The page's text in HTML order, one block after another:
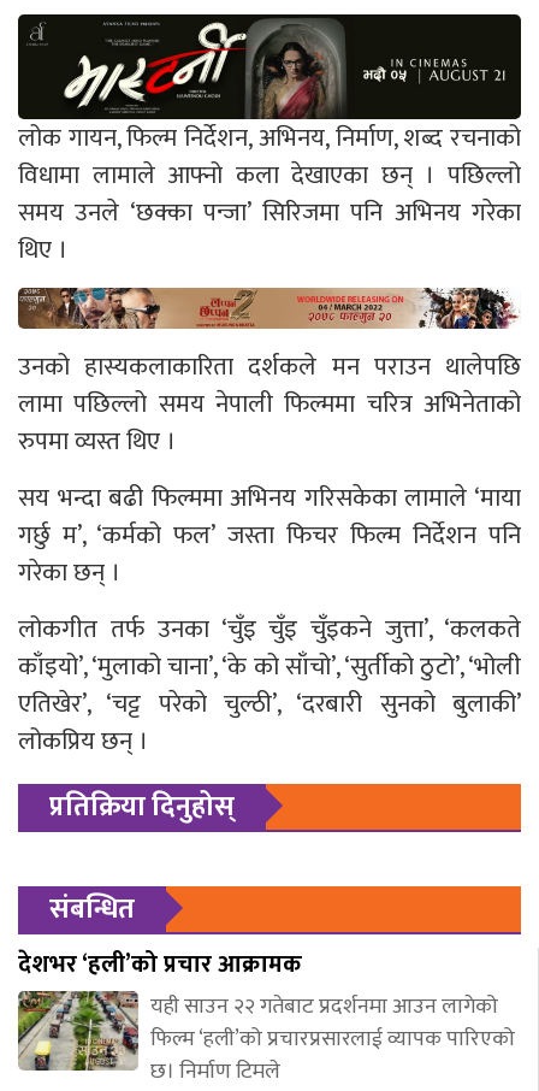
लोक गायन, फिल्म निर्देशन, अभिनय, निर्माण, शब्द रचनाको
विधामा लामाले आफ्नो कला देखाएका छन् । पछिल्लो
समय उनले ‘छक्का पन्जा’ सिरिजमा पनि अभिनय गरेका
थिए ।
उनको हास्यकलाकारिता दर्शकले मन पराउन थालेपछि
लामा पछिल्लो समय नेपाली फिल्ममा चरित्र अभिनेताको
रुपमा व्यस्त थिए ।
सय भन्दा बढी फिल्ममा अभिनय गरिसकेका लामाले ‘माया
गर्छु म’, ‘कर्मको फल’ जस्ता फिचर फिल्म निर्देशन पनि
गरेका छन् ।
लोकगीत तर्फ उनका ‘चुँइ चुँइ चुँइकने जुत्ता’, ‘कलकते
काँइयो’, ‘मुलाको चाना’, ‘के को साँचो’, ‘सुर्तीको ठुटो’, ‘भोली
एतिखेर’, ‘चट्ट परेको चुल्ठी’, ‘दरबारी सुनको बुलाकी’
लोकप्रिय छन् ।
प्रतिक्रिया दिनुहोस्
संबन्धित
देशभर ‘हली’को प्रचार आक्रामक
यही साउन २२ गतेबाट प्रदर्शनमा आउन लागेको
फिल्म ‘हली’को प्रचारप्रसारलाई व्यापक पारिएको
छ। निर्माण टिमले